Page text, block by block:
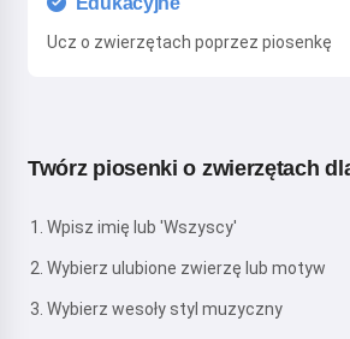
Ucz o zwierzętach poprzez piosenkę
Twórz piosenki o zwierzętach
Wpisz imię lub 'Wszyscy'
Wybierz ulubione zwierzę lub motyw
Wybierz wesoły styl muzyczny